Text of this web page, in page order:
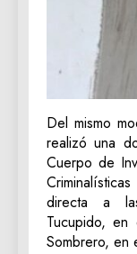
Del mismo
realizó una
Cuerpo de
directa a
Tucupido, en
Sombrero, en